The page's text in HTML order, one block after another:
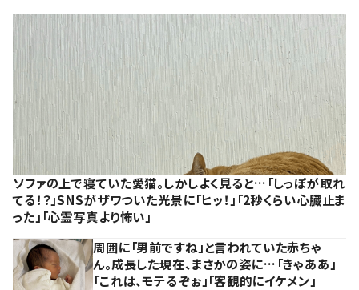
ソファの上で寝ていた愛猫。しかしよく見ると…「しっぽが取れ
てる！？」SNSがザワついた光景に「ヒッ！」「2秒くらい心臓止ま
った」「心霊写真より怖い」
周囲に「男前ですね」と言われていた赤ちゃ
ん。成長した現在、まさかの姿に…「きゃああ」
「これは、モテるぞぉ」「客観的にイケメン」